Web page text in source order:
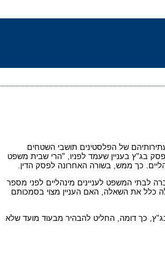
של הפלסטינים תושבי השטחים
בג"ץ בעניין שעמד לפניו, "הרי שבית משפט
כך ממש, בשורה האחרונה לפסק הדין.
לבתי המשפט לעניינים מינהליים לפני מספר
כלל את השאלה, האם העניין מצוי בסמכותם
כך דומה, החליט להבהיר מבעוד מועד שלא